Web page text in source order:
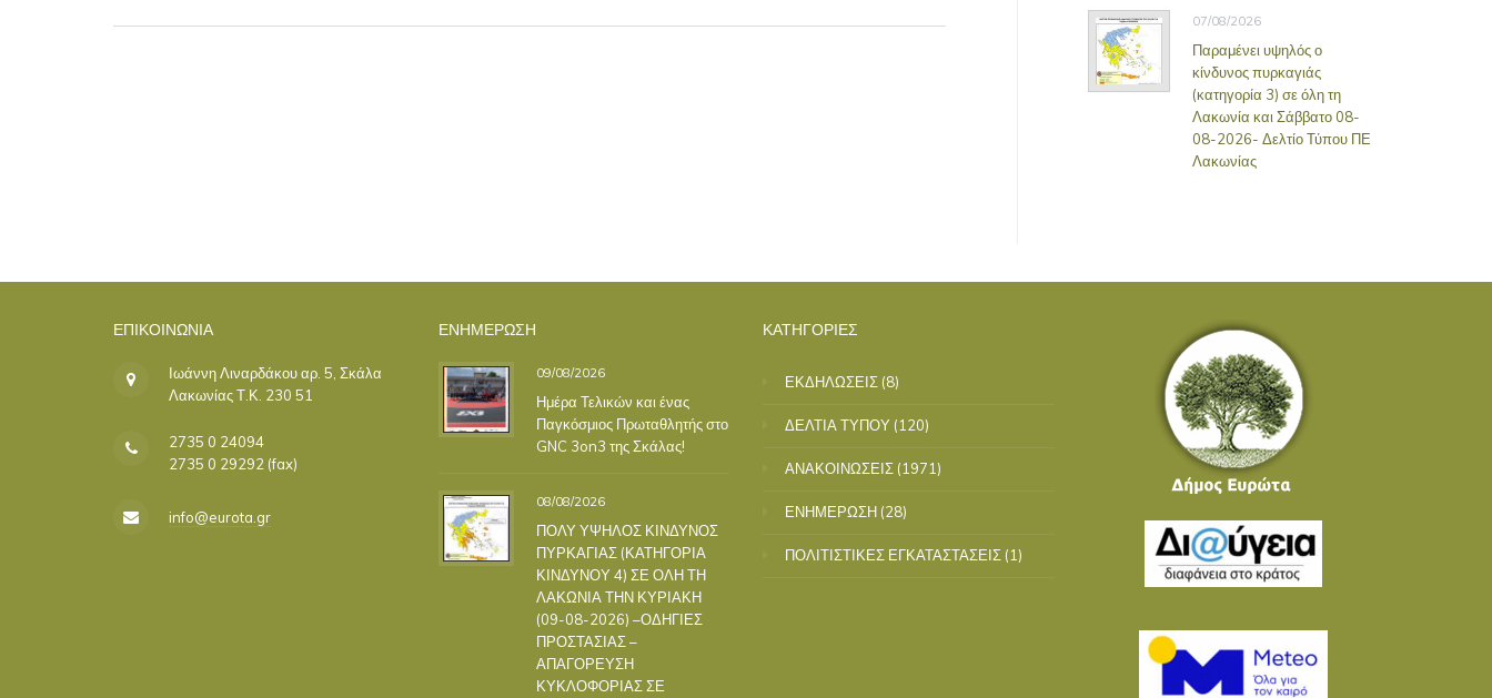
07/08/2026
Παραμένει υψηλός ο
κίνδυνος πυρκαγιάς
(κατηγορία 3) σε όλη τη
Λακωνία και Σάββατο 08-
08-2026- Δελτίο Τύπου ΠΕ
Λακωνίας
ΕΠΙΚΟΙΝΩΝΊΑ
Ιωάννη Λιναρδάκου αρ. 5, Σκάλα
Λακωνίας Τ.Κ. 230 51
2735 0 24094
2735 0 29292 (fax)
info@eurota.gr
ΕΝΗΜΕΡΩΣΗ
09/08/2026
Ημέρα Τελικών και ένας
Παγκόσμιος Πρωταθλητής στο
GNC 3on3 της Σκάλας!
08/08/2026
ΠΟΛΥ ΥΨΗΛΟΣ ΚΙΝΔΥΝΟΣ
ΠΥΡΚΑΓΙΑΣ (ΚΑΤΗΓΟΡΙΑ
ΚΙΝΔΥΝΟΥ 4) ΣΕ ΟΛΗ ΤΗ
ΛΑΚΩΝΙΑ ΤΗΝ ΚΥΡΙΑΚΗ
(09-08-2026) –ΟΔΗΓΙΕΣ
ΠΡΟΣΤΑΣΙΑΣ –
ΑΠΑΓΟΡΕΥΣΗ
ΚΥΚΛΟΦΟΡΙΑΣ ΣΕ
ΚΑΤΗΓΟΡΙΕΣ
ΕΚΔΗΛΩΣΕΙΣ (8)
ΔΕΛΤΙΑ ΤΥΠΟΥ (120)
ΑΝΑΚΟΙΝΩΣΕΙΣ (1971)
ΕΝΗΜΕΡΩΣΗ (28)
ΠΟΛΙΤΙΣΤΙΚΕΣ ΕΓΚΑΤΑΣΤΑΣΕΙΣ (1)